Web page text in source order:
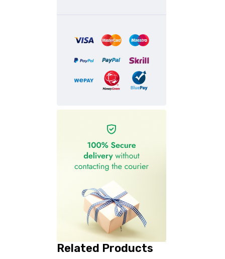
Related Products